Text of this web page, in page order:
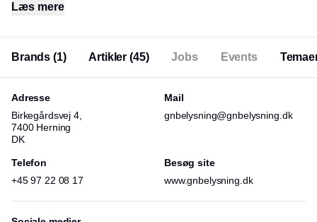
uanset om du har brug for hurtig levering, teknisk
Læs mere
Brands (1) Artikler (45) Jobs Events
Adresse
Birkegårdsvej 4,
7400 Herning
DK
Mail
gnbelysning@gnbelysning.dk
Telefon
+45 97 22 08 17
Besøg site
www.gnbelysning.dk